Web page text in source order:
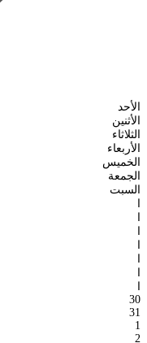
الأحد
الأثنين
الثلاثاء
الأربعاء
الخميس
الجمعة
السبت
ا
ا
ا
ا
ا
ا
ا
30
31
1
2